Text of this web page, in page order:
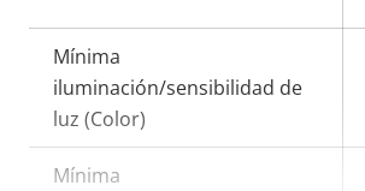
Mínima
iluminación/sensibilidad de
luz (Color)
Mínima